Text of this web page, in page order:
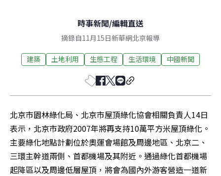
時事新聞/編輯直送
摘錄自11月15日新華網北京報導
建築 土地利用 生態工程 生活環境 中國新聞
北京市園林綠化局、北京市屋頂綠化協會相關負責人14日
表示，北京市政府2007年將再支持10萬平方米屋頂綠化。
主要綠化地點計劃位於奧運會場館及周邊地區、北京二、
三環主幹道兩側、首都機場及其附近。通過綠化首都機場
起降區以及周邊低層屋頂，將會為國內外游客營造一道新